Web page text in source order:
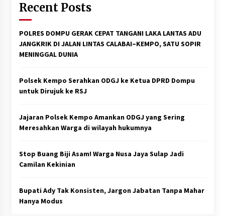
Recent Posts
POLRES DOMPU GERAK CEPAT TANGANI LAKA LANTAS ADU
JANGKRIK DI JALAN LINTAS CALABAI–KEMPO, SATU SOPIR
MENINGGAL DUNIA
Polsek Kempo Serahkan ODGJ ke Ketua DPRD Dompu
untuk Dirujuk ke RSJ
Jajaran Polsek Kempo Amankan ODGJ yang Sering
Meresahkan Warga di wilayah hukumnya
Stop Buang Biji Asam! Warga Nusa Jaya Sulap Jadi
Camilan Kekinian
Bupati Ady Tak Konsisten, Jargon Jabatan Tanpa Mahar
Hanya Modus